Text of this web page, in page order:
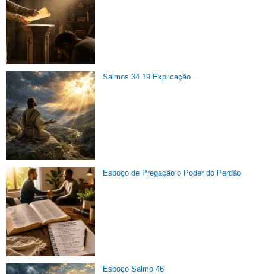
Salmos 34 19 Explicação
Esboço de Pregação o Poder do Perdão
Esboço Salmo 46